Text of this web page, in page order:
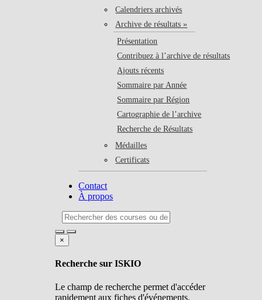
Calendriers archivés
Archive de résultats »
Présentation
Contribuez à l’archive de résultats
Ajouts récents
Sommaire par Année
Sommaire par Région
Cartographie de l’archive
Recherche de Résultats
Médailles
Certificats
Contact
À propos
×
Recherche sur ISKIO
Le champ de recherche permet d'accéder
rapidement aux fiches d'événements.